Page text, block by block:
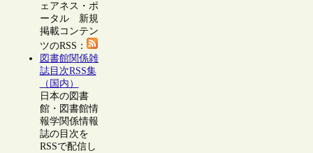
ェアネス・ポ
ータル 新規
掲載コンテン
ツのRSS：
図書館関係雑
誌目次RSS集
（国内）
日本の図書
館・図書館情
報学関係情報
誌の目次を
RSSで配信し